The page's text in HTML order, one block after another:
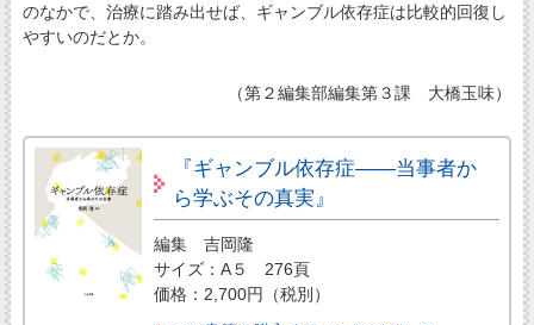
のなかで、治療に踏み出せば、ギャンブル依存症は比較的回復し
やすいのだとか。
（第２編集部編集第３課 大橋玉味）
『ギャンブル依存症――当事者か
ら学ぶその真実』
編集 吉岡隆
サイズ：A５ 276頁
価格：2,700円（税別）